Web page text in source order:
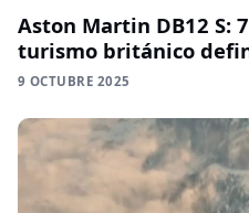
Aston Martin DB12 S:
turismo británico
9 OCTUBRE 2025